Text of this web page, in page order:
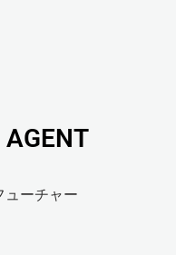
ューチャー